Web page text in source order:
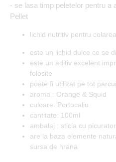
- se lasa timp peletelor pentru a
Pellet
lichid nutritiv pentru
este un lichid dulce ce se
este un aditiv excelent
folosite
poate fi utilizat pe tot
aroma : Orange & Squid
culoare: Portocaliu
cantitate: 100ml
ambalaj : sticla cu picurator
are la baza elemente
sursa de hrana